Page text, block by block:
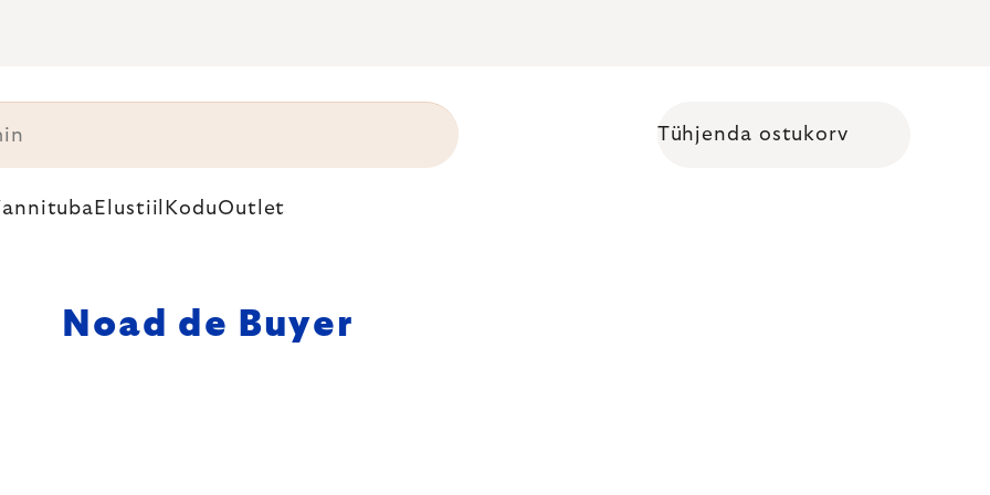
Tühjenda ostukorv
Elustiil KoduOutlet
Noad de Buyer